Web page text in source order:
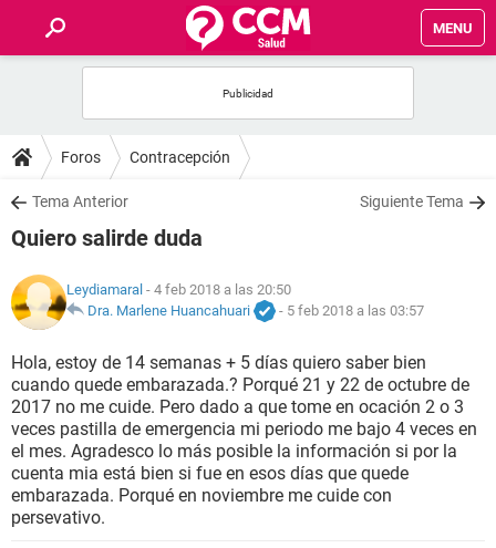
MENU
FOROS
SALUD
FAMILIA
NUTRICIÓN
BIENESTAR
SEXUALIDAD
GLOSARIO
Foros Contracepción
Tema Anterior Siguiente Tema
Quiero salirde duda
Leydiamaral - 4 feb 2018 a las 20:50
Dra. Marlene Huancahuari
- 5 feb 2018 a las 03:57
Hola, estoy de 14 semanas + 5 días quiero saber bien
cuando quede embarazada.? Porqué 21 y 22 de octubre de
2017 no me cuide. Pero dado a que tome en ocación 2 o 3
veces pastilla de emergencia mi periodo me bajo 4 veces en
el mes. Agradesco lo más posible la información si por la
cuenta mia está bien si fue en esos días que quede
embarazada. Porqué en noviembre me cuide con
persevativo.